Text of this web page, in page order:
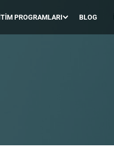
PROGRAMLARI BLOG